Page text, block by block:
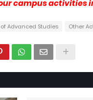
campus activities
of Advanced Studies Other